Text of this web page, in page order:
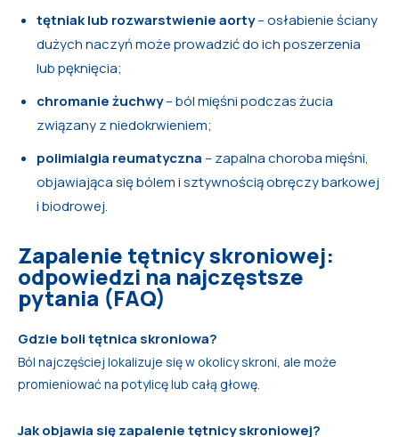
tętniak lub rozwarstwienie aorty– osłabienie ściany
dużych naczyń może prowadzić do ich poszerzenia
lub pęknięcia;
chromanie żuchwy– ból mięśni podczas żucia
związany z niedokrwieniem;
polimialgia reumatyczna – zapalna choroba mięśni,
objawiająca się bólem i sztywnością obręczy barkowej
i biodrowej.
Zapalenie tętnicy skroniowej:
odpowiedzi na najczęstsze
pytania (FAQ)
Gdzie boli tętnica skroniowa?
Ból najczęściej lokalizuje się w okolicy skroni, ale może
promieniować na potylicę lub całą głowę.
Jak objawia się zapalenie tętnicy skroniowej?